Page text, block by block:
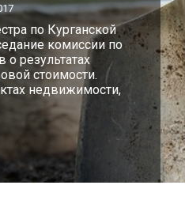
по Курганской
комиссии по
результатах
стоимости.
недвижимости,